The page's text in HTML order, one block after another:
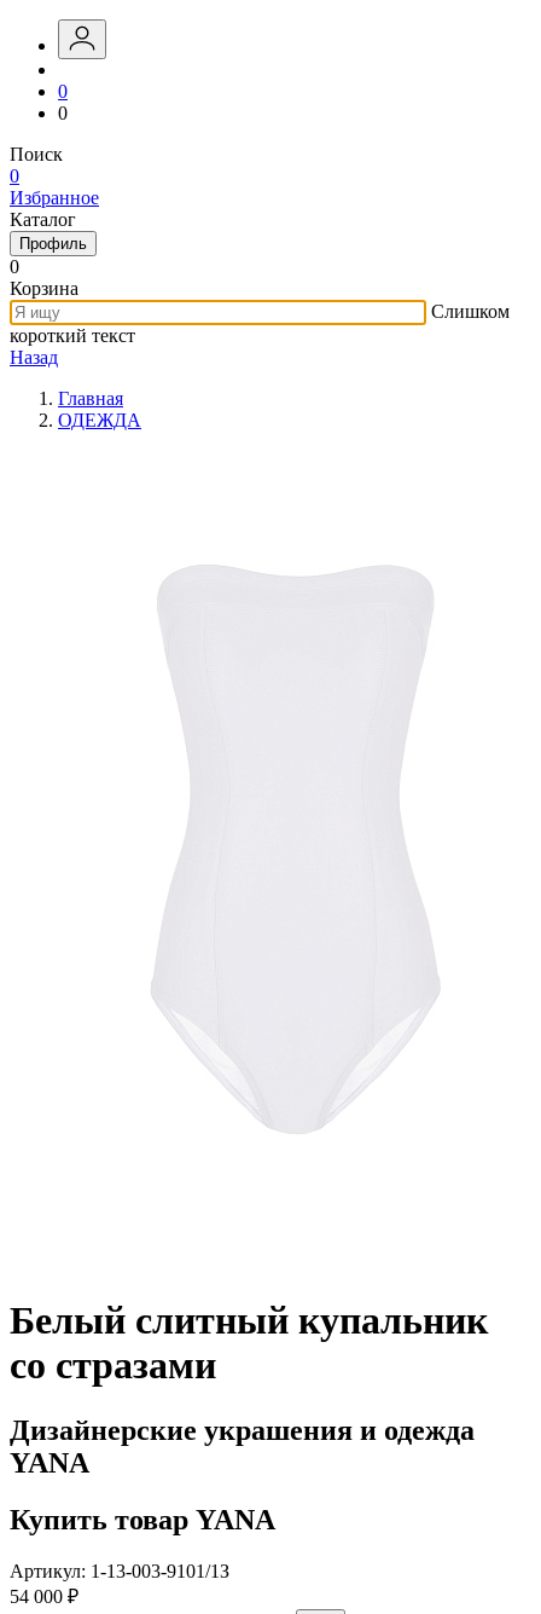
0
0
Поиск
0
Избранное
Каталог
Профиль
0
Корзина
Слишком
короткий текст
Назад
Главная
ОДЕЖДА
Белый слитный купальник
со стразами
Дизайнерские украшения и одежда
YANA
Купить товар YANA
Артикул: 1-13-003-9101/1З
54 000 ₽